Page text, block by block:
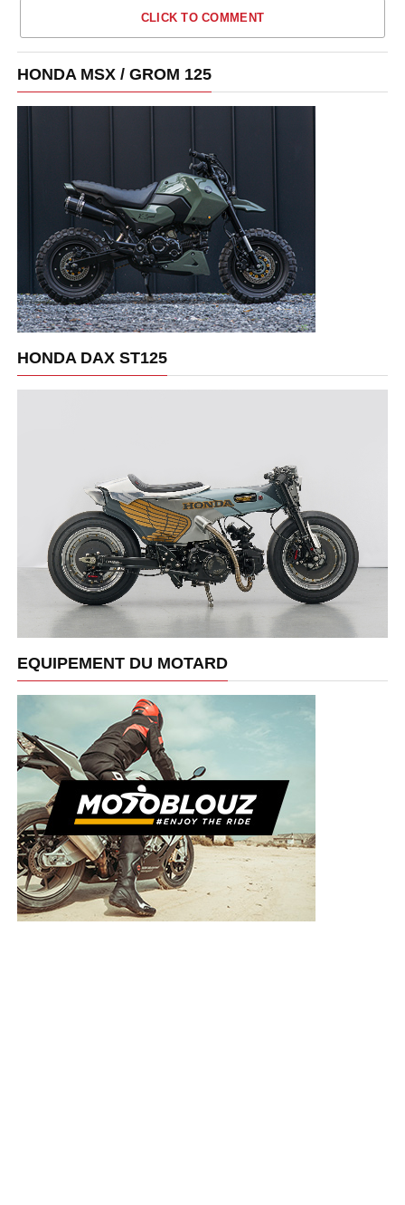
CLICK TO COMMENT
HONDA MSX / GROM 125
HONDA DAX ST125
EQUIPEMENT DU MOTARD